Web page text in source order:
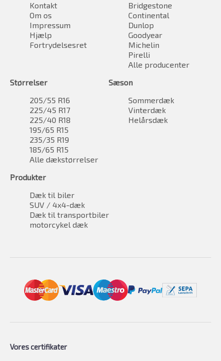
Kontakt
Om os
Impressum
Hjælp
Fortrydelsesret
Bridgestone
Continental
Dunlop
Goodyear
Michelin
Pirelli
Alle producenter
Størrelser
205/55 R16
225/45 R17
225/40 R18
195/65 R15
235/35 R19
185/65 R15
Alle dækstørrelser
Sæson
Sommerdæk
Vinterdæk
Helårsdæk
Produkter
Dæk til biler
SUV / 4x4-dæk
Dæk til transportbiler
motorcykel dæk
Vores certifikater